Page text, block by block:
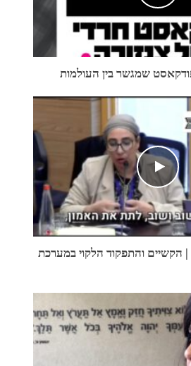
שמגשר בין העולמות
| הקשיים והתפקוד הלקוי במערכת